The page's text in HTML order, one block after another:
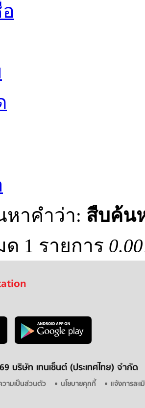
หาคำว่า: สืบค้น
1 รายการ
บริษัท เทนเซ็นต์ (ประเทศไทย) จำกัด
วามเป็นส่วนตัว นโยบายคุกกี้ แจ้งการละ